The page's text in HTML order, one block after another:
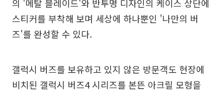
의 '메탈 블레이드'와 반투명 디자인의 케이스 상단에
스티커를 부착해 보며 세상에 하나뿐인 '나만의 버
즈'를 완성할 수 있다.
갤럭시 버즈를 보유하고 있지 않은 방문객도 현장에
비치된 갤럭시 버즈4 시리즈를 본뜬 아크릴 모형을